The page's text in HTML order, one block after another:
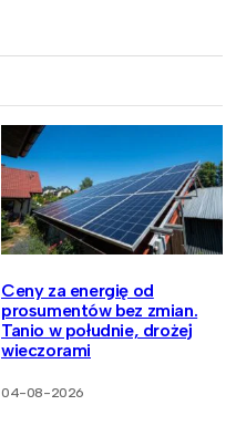
Ceny za energię od
prosumentów bez zmian.
Tanio w południe, drożej
wieczorami
04-08-2026